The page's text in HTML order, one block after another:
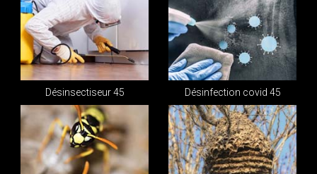
Désinsectiseur 45 Désinfection covid 45